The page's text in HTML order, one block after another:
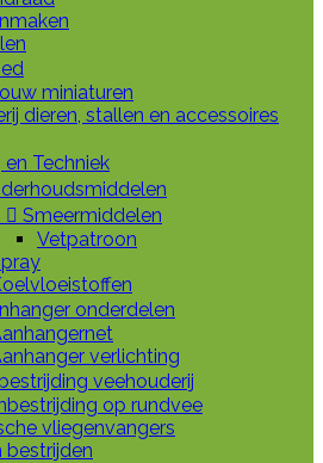
miniaturen
dieren, stallen en accessoires
Techniek
 Smeermiddelen
Vetpatroon
onderdelen
verlichting
veehouderij
op rundvee
vliegenvangers
bestrijden